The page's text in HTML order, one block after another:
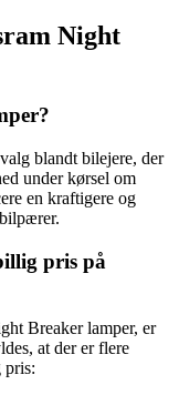
Night
blandt bilejere, der
under kørsel om
en kraftigere og
pris på
Breaker lamper, er
at der er flere
pris: